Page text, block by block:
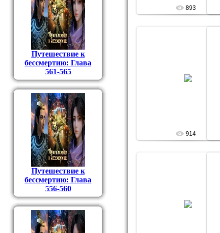
Путешествие к
бессмертию: Глава
561-565
Путешествие к
бессмертию: Глава
556-560
893
914